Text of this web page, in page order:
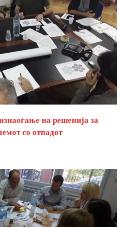
на решенија за
со отпадот